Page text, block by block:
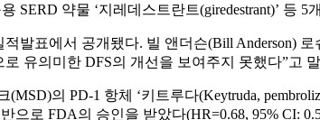
SERD 약물 ‘지레데스트란트(giredestrant)’ 등
발표에서 공개됐다. 빌 앤더슨(Bill Anderson)
유의미한 DFS의 개선을 보여주지 못했다”고
의 PD-1 항체 ‘키트루다(Keytruda,
로 FDA의 승인을 받았다(HR=0.68, 95% CI: